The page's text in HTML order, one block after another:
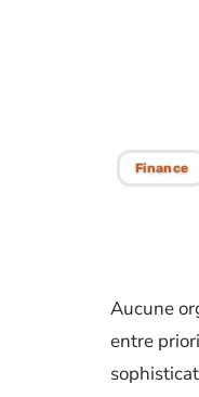
Finance
Aucune
entre